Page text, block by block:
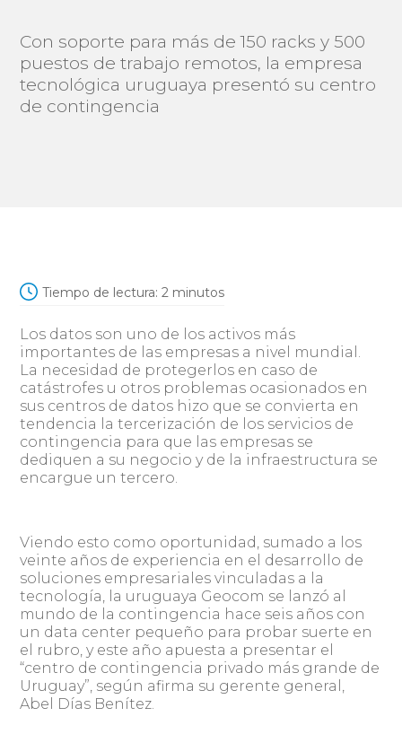
Con soporte para más de 150 racks y 500
puestos de trabajo remotos, la empresa
tecnológica uruguaya presentó su centro
de contingencia
Tiempo de lectura: 2 minutos
Los datos son uno de los activos más
importantes de las empresas a nivel mundial.
La necesidad de protegerlos en caso de
catástrofes u otros problemas ocasionados en
sus centros de datos hizo que se convierta en
tendencia la tercerización de los servicios de
contingencia para que las empresas se
dediquen a su negocio y de la infraestructura se
encargue un tercero.
Viendo esto como oportunidad, sumado a los
veinte años de experiencia en el desarrollo de
soluciones empresariales vinculadas a la
tecnología, la uruguaya Geocom se lanzó al
mundo de la contingencia hace seis años con
un data center pequeño para probar suerte en
el rubro, y este año apuesta a presentar el
“centro de contingencia privado más grande de
Uruguay”, según afirma su gerente general,
Abel Días Benítez.